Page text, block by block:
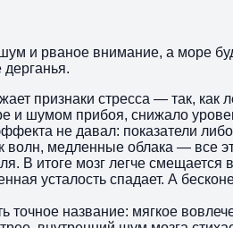
и рваное внимание, а море
признаки стресса — так,
шумом прибоя, снижало
не давал: показатели
волн, медленные облака — все
В итоге мозг легче смещается
усталость спадает. А
название: мягкое